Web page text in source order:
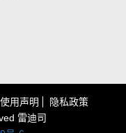
使用声明
隐私政策
雷迪司